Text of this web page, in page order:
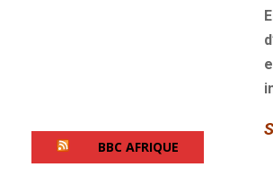
BBC AFRIQUE